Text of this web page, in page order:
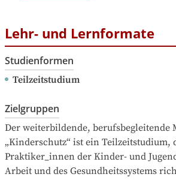
Lehr- und Lernformate
Studienformen
Teilzeitstudium
Zielgruppen
Der weiterbildende, berufsbegleitende
„Kinderschutz“ ist ein Teilzeitstudium,
Praktiker_innen der Kinder- und
Arbeit und des Gesundheitssystems